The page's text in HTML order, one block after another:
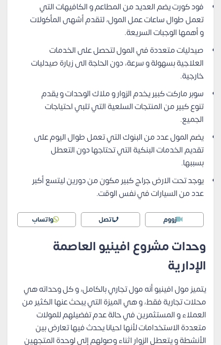
فود كورت يضم العديد من المطاعم و الكافيهات التي
تعمل طوال ساعات عمل المول، لتقدم أشهى المأكولات
و أهمها الوجبات السريعة.
صيدليات متعددة في المول لتحصل على الخدمات
العلاجية بسهولة و سرعة، دون الحاجة الى زيارة صيدليات
خارجية.
سوبر ماركت كبير يخدم الزوار و ملاك الوحدات و يقدم
تنوع كبير من المنتجات السلعية التي تلبي احتياجات
الجميع.
يضم المول عدد من البنوك التي تعمل طوال اليوم على
تقديم الخدمات البنكية التي تحتاجها دون التعطل
بسببها.
يوجد تحت الارض جراج كبير مكون من دورين ليتسع أكبر
عدد من السيارات في نفس الوقت.
زووم اتصل واتساب
وحدات مشروع افينيو العاصمة
الإدارية
يتميز مول افينيو أنه مول تجاري بالكامل، و كل وحداته هي
محلات تجارية فقط، و هي الميزة التي يبحث عنها الكثير من
العملاء و المستثمرين في حالة عدم تفضيلهم للمولات
متعددة الاستخدامات لأنها احيانا يحدث فيها تعارض بين
الأنشطة و يتعطل الزوار اثناء وصولهم إلى لوحدة المتجهين